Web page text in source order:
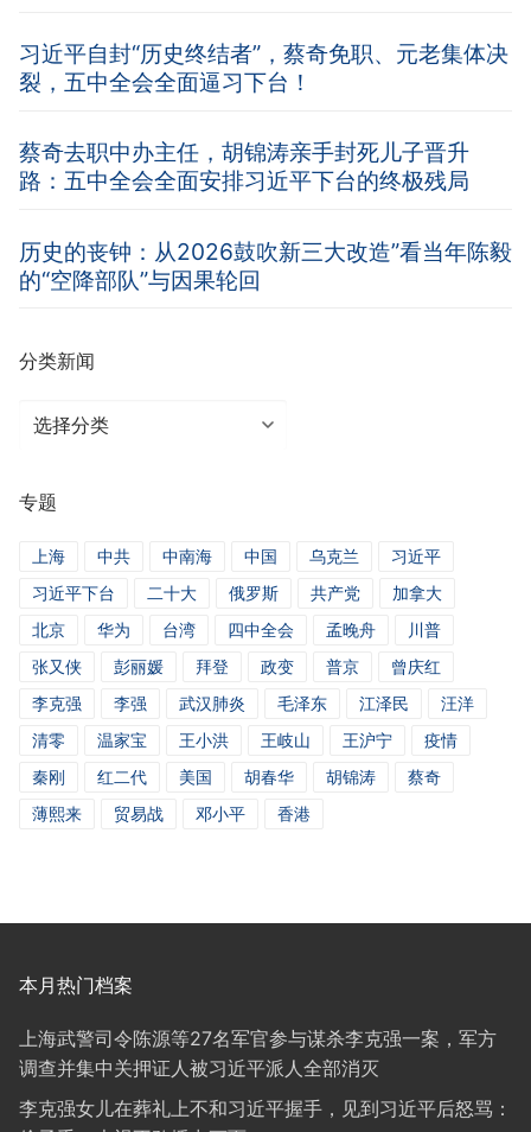
习近平自封“历史终结者”，蔡奇免职、元老集体决
裂，五中全会全面逼习下台！
蔡奇去职中办主任，胡锦涛亲手封死儿子晋升
路：五中全会全面安排习近平下台的终极残局
历史的丧钟：从2026鼓吹新三大改造”看当年陈毅
的“空降部队”与因果轮回
分类新闻
分
闻
专题
上海 中共 中南海 中国 乌克兰
习近平
习近平下台
二十大 俄罗斯 共产党
加拿大
北京
华为 台湾 四中全会 孟晚舟
川普
张又侠
彭丽媛 拜登 政变 普京
曾庆红
李克强
李强 武汉肺炎 毛泽东 江泽民
汪洋
清零
温家宝 王小洪 王岐山 王沪宁
疫情
秦刚
红二代 美国 胡春华 胡锦涛
蔡奇
薄熙来
贸易战 邓小平 香港
本月热门档案
上海武警司令陈源等27名军官参与谋杀李克强一案，军方
调查并集中关押证人被习近平派人全部消灭
李克强女儿在葬礼上不和习近平握手，见到习近平后怒骂：